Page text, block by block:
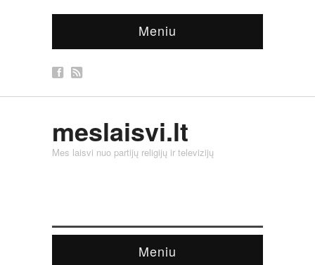
Meniu
meslaisvi.lt
Mes laisvi nuo partijų religijų ir televizijų
Meniu